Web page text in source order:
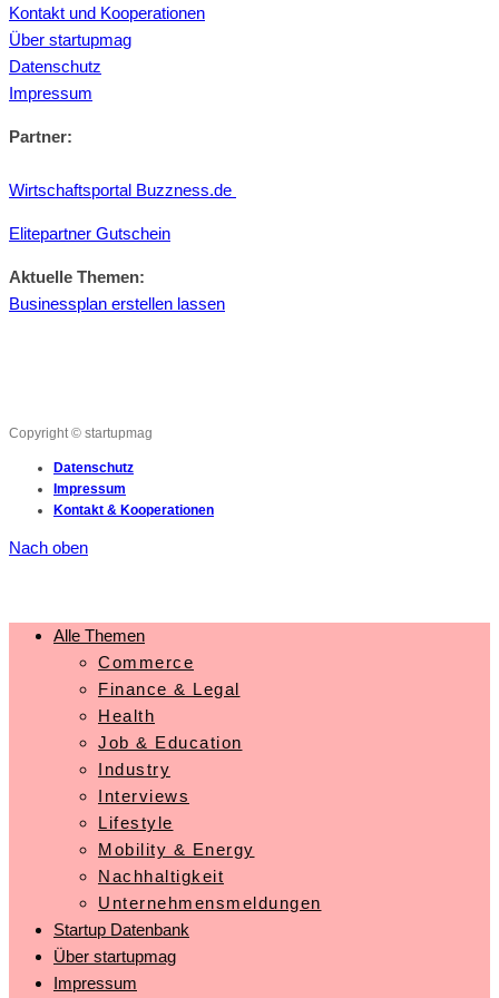
Kontakt und Kooperationen
Über startupmag
Datenschutz
Impressum
Partner:
Wirtschaftsportal Buzzness.de
Elitepartner Gutschein
Aktuelle Themen:
Businessplan erstellen lassen
Copyright © startupmag
Datenschutz
Impressum
Kontakt & Kooperationen
Nach oben
Alle Themen
Commerce
Finance & Legal
Health
Job & Education
Industry
Interviews
Lifestyle
Mobility & Energy
Nachhaltigkeit
Unternehmensmeldungen
Startup Datenbank
Über startupmag
Impressum